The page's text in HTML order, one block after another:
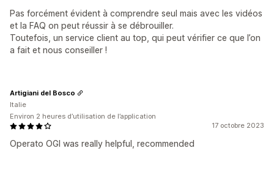
Pas forcément évident à comprendre seul mais avec les vidéos
et la FAQ on peut réussir à se débrouiller.
Toutefois, un service client au top, qui peut vérifier ce que l’on
a fait et nous conseiller !
17 octobre 2023
Operato OGI was really helpful, recommended
Artigiani del Bosco
Italie
Environ 2 heures d’utilisation de l’application